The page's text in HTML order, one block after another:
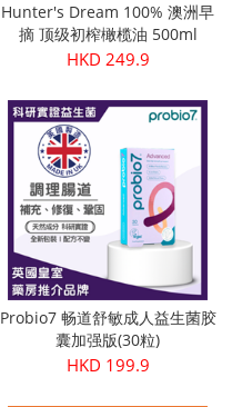
Hunter's Dream 100% 澳洲早
摘 顶级初榨橄榄油 500ml
HKD 249.9
Probio7 畅道舒敏成人益生菌胶
囊加强版(30粒)
HKD 199.9